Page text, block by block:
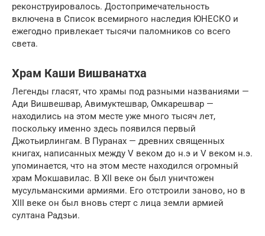
реконструировалось. Достопримечательность
включена в Список всемирного наследия ЮНЕСКО и
ежегодно привлекает тысячи паломников со всего
света.
Храм Каши Вишванатха
Легенды гласят, что храмы под разными названиями —
Ади Вишвешвар, Авимуктешвар, Омкарешвар —
находились на этом месте уже много тысяч лет,
поскольку именно здесь появился первый
Джотьирлингам. В Пуранах — древних священных
книгах, написанных между V веком до н.э и V веком н.э.
упоминается, что на этом месте находился огромный
храм Мокшавилас. В XII веке он был уничтожен
мусульманскими армиями. Его отстроили заново, но в
XIII веке он был вновь стерт с лица земли армией
султана Радзьи.